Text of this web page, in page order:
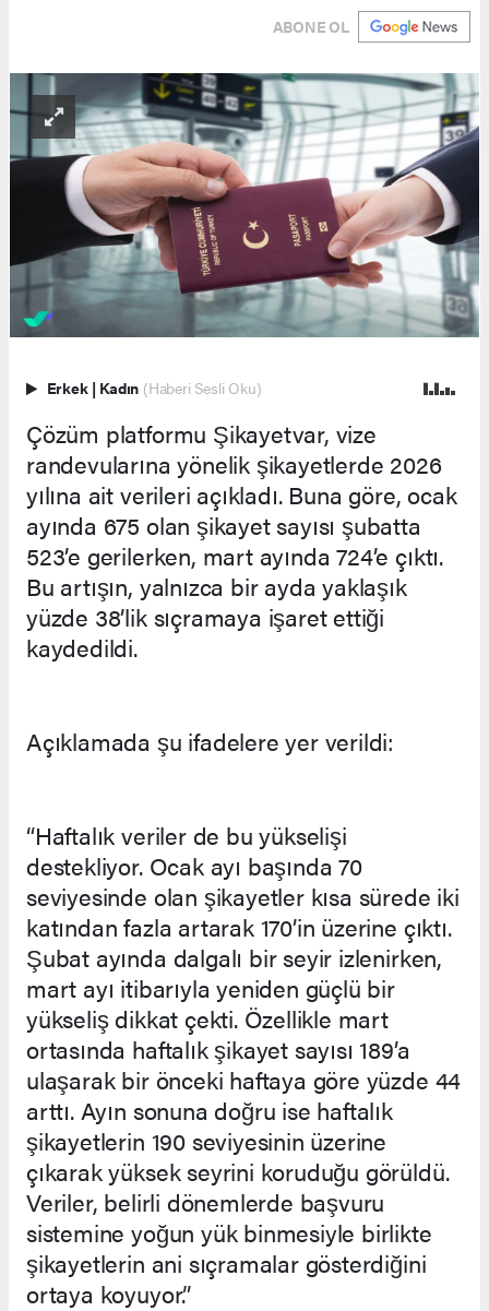
ABONE OL
Erkek | Kadın (Haberi Sesli Oku)
Çözüm platformu Şikayetvar, vize
randevularına yönelik şikayetlerde 2026
yılına ait verileri açıkladı. Buna göre, ocak
ayında 675 olan şikayet sayısı şubatta
523’e gerilerken, mart ayında 724’e çıktı.
Bu artışın, yalnızca bir ayda yaklaşık
yüzde 38’lik sıçramaya işaret ettiği
kaydedildi.
Açıklamada şu ifadelere yer verildi:
“Haftalık veriler de bu yükselişi
destekliyor. Ocak ayı başında 70
seviyesinde olan şikayetler kısa sürede iki
katından fazla artarak 170’in üzerine çıktı.
Şubat ayında dalgalı bir seyir izlenirken,
mart ayı itibarıyla yeniden güçlü bir
yükseliş dikkat çekti. Özellikle mart
ortasında haftalık şikayet sayısı 189’a
ulaşarak bir önceki haftaya göre yüzde 44
arttı. Ayın sonuna doğru ise haftalık
şikayetlerin 190 seviyesinin üzerine
çıkarak yüksek seyrini koruduğu görüldü.
Veriler, belirli dönemlerde başvuru
sistemine yoğun yük binmesiyle birlikte
şikayetlerin ani sıçramalar gösterdiğini
ortaya koyuyor.”